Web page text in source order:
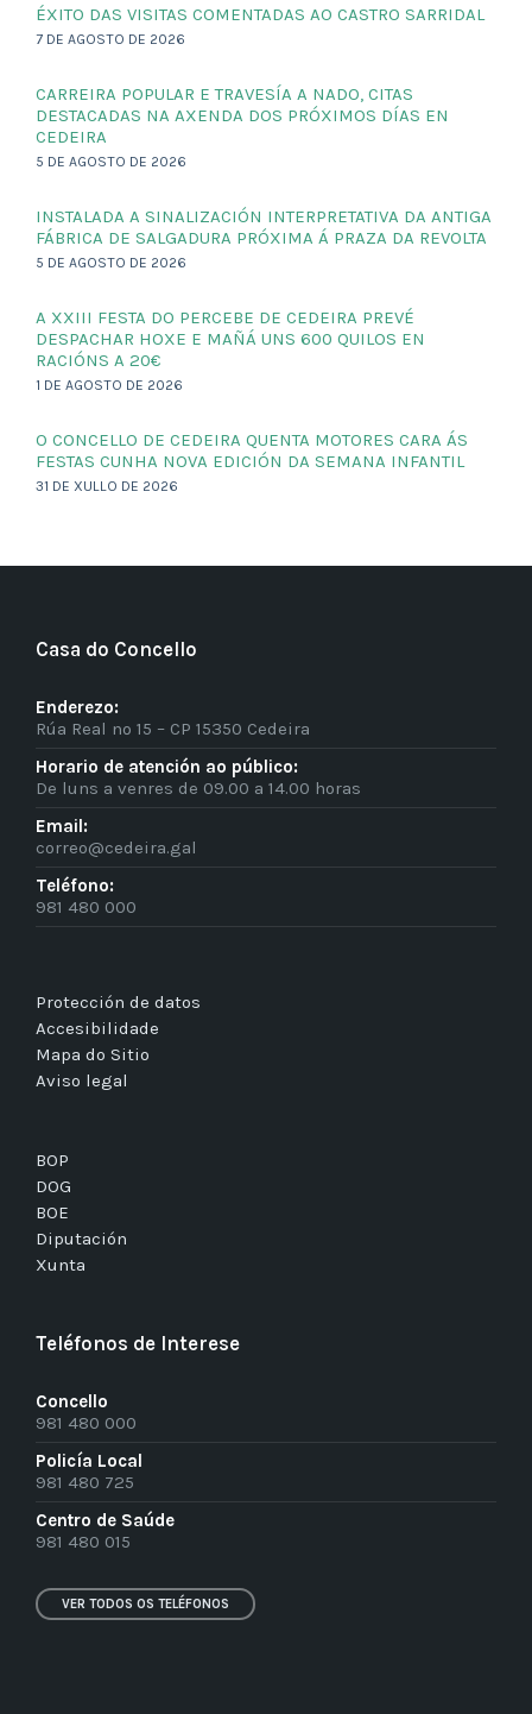
ÉXITO DAS VISITAS COMENTADAS AO CASTRO SARRIDAL
7 DE AGOSTO DE 2026
CARREIRA POPULAR E TRAVESÍA A NADO, CITAS
DESTACADAS NA AXENDA DOS PRÓXIMOS DÍAS EN
CEDEIRA
5 DE AGOSTO DE 2026
INSTALADA A SINALIZACIÓN INTERPRETATIVA DA ANTIGA
FÁBRICA DE SALGADURA PRÓXIMA Á PRAZA DA REVOLTA
5 DE AGOSTO DE 2026
A XXIII FESTA DO PERCEBE DE CEDEIRA PREVÉ
DESPACHAR HOXE E MAÑÁ UNS 600 QUILOS EN
RACIÓNS A 20€
1 DE AGOSTO DE 2026
O CONCELLO DE CEDEIRA QUENTA MOTORES CARA ÁS
FESTAS CUNHA NOVA EDICIÓN DA SEMANA INFANTIL
31 DE XULLO DE 2026
Casa do Concello
Enderezo:
Rúa Real nº 15 – CP 15350 Cedeira
Horario de atención ao público:
De luns a venres de 09.00 a 14.00 horas
Email:
correo@cedeira.gal
Teléfono:
981 480 000
Protección de datos
Accesibilidade
Mapa do Sitio
Aviso legal
BOP
DOG
BOE
Diputación
Xunta
Teléfonos de Interese
Concello
981 480 000
Policía Local
981 480 725
Centro de Saúde
981 480 015
VER TODOS OS TELÉFONOS